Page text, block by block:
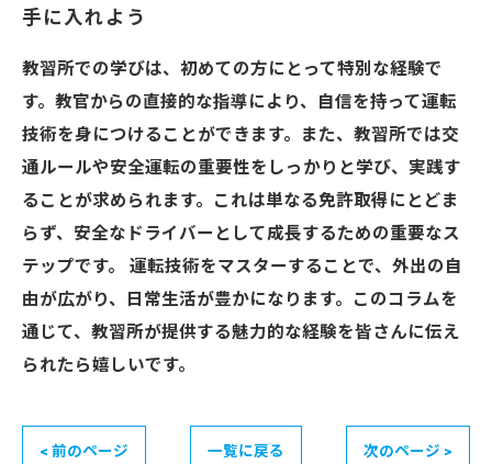
手に入れよう
教習所での学びは、初めての方にとって特別な経験で
す。教官からの直接的な指導により、自信を持って運転
技術を身につけることができます。また、教習所では交
通ルールや安全運転の重要性をしっかりと学び、実践す
ることが求められます。これは単なる免許取得にとどま
らず、安全なドライバーとして成長するための重要なス
テップです。 運転技術をマスターすることで、外出の自
由が広がり、日常生活が豊かになります。このコラムを
通じて、教習所が提供する魅力的な経験を皆さんに伝え
られたら嬉しいです。
< 前のページ 一覧に戻る 次のページ >